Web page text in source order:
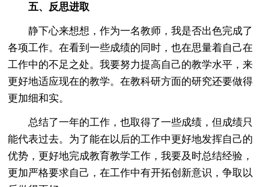
五、反思进取
静下心来想想，作为一名教师，我是否出色完成了
各项工作。在看到一些成绩的同时，也在思量着自己在
工作中的不足之处。我要努力提高自己的教学水平，来
更好地适应现在的教学。在教科研方面的研究还要做得
更加细和实。
总结了一年的工作，也取得了一些成绩，但成绩只
能代表过去。为了能在以后的工作中更好地发挥自己的
优势，更好地完成教育教学工作，我要及时总结经验，
更加严格要求自己，在工作中有开拓创新意识，争取以